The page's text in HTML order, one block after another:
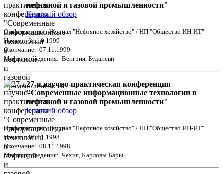
нефтяной и газовой промышленности"
Краткий обзор
Организаторы: Журнал "Нефтяное хозяйство" / НП "Общество ИН-ИТ"
Начало: 31.10.1999
Окончание: 07.11.1999
Место проведения: Венгрия, Будапешт
27-я научно-практическая конференция
"Современные информационные технологии в
нефтяной и газовой промышленности"
Краткий обзор
Организаторы: Журнал "Нефтяное хозяйство" / НП "Общество ИН-ИТ"
Начало: 01.11.1998
Окончание: 08.11.1998
Место проведения: Чехия, Карловы Вары